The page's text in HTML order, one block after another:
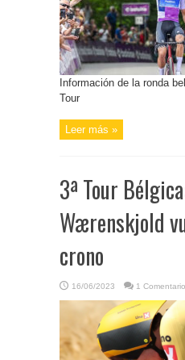
Información de la ronda
Tour
Leer más »
3ª Tour
Wærenskjold
crono
16/06/2023 1 Comentario